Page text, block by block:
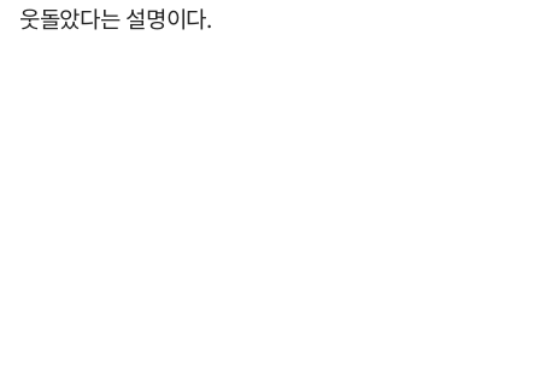
웃돌았다는 설명이다.